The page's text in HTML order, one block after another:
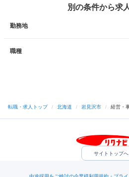
別の条件から求
勤務地
職種
転職・求人トップ / 北海道 / 岩見沢市 / 経営・
サイトトップへ